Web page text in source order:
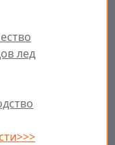
лед